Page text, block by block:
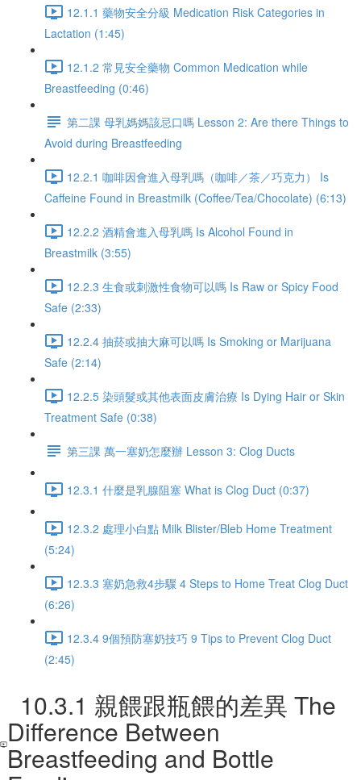
12.1.1 藥物安全分級 Medication Risk Categories in
Lactation (1:45)
12.1.2 常見安全藥物 Common Medication while
Breastfeeding (0:46)
第二課 母乳媽媽該忌口嗎 Lesson 2: Are there Things to
Avoid during Breastfeeding
12.2.1 咖啡因會進入母乳嗎（咖啡／茶／巧克力） Is
Caffeine Found in Breastmilk (Coffee/Tea/Chocolate) (6:13)
12.2.2 酒精會進入母乳嗎 Is Alcohol Found in
Breastmilk (3:55)
12.2.3 生食或刺激性食物可以嗎 Is Raw or Spicy Food
Safe (2:33)
12.2.4 抽菸或抽大麻可以嗎 Is Smoking or Marijuana
Safe (2:14)
12.2.5 染頭髮或其他表面皮膚治療 Is Dying Hair or Skin
Treatment Safe (0:38)
第三課 萬一塞奶怎麼辦 Lesson 3: Clog Ducts
12.3.1 什麼是乳腺阻塞 What is Clog Duct (0:37)
12.3.2 處理小白點 Milk Blister/Bleb Home Treatment
(5:24)
12.3.3 塞奶急救4步驟 4 Steps to Home Treat Clog Duct
(6:26)
12.3.4 9個預防塞奶技巧 9 Tips to Prevent Clog Duct
(2:45)
10.3.1 親餵跟瓶餵的差異 The
Difference Between
Breastfeeding and Bottle